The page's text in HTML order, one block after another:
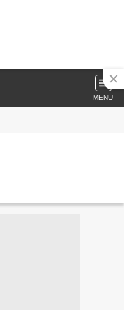
MENU